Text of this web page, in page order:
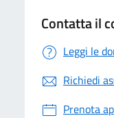
Contatta il
Leggi le
Richiedi
Prenota